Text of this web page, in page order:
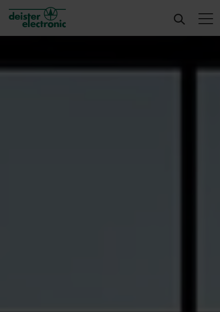
deister